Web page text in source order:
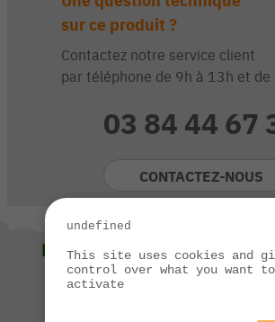
sur ce produit ?
Contactez notre service client
par téléphone de 9h à 13h et
03 84 44 67
CONTACTEZ-NOUS
NOUS VOUS SUGGÉRONS
undefined
This site uses cookies and
control over what you want to
activate